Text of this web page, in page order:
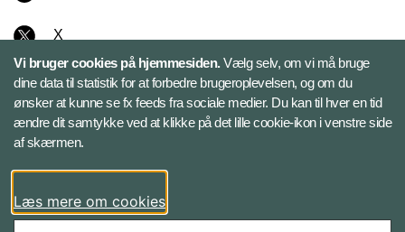
X
Instagram
Bluesky
LinkedIn
Vi bruger cookies på hjemmesiden.Vælg selv, om vi må bruge
dine data til statistik for at forbedre brugeroplevelsen, og om du
ønsker at kunne se fx feeds fra sociale medier. Du kan til hver en tid
ændre dit samtykke ved at klikke på det lille cookie-ikon i venstre side
af skærmen.
Læs mere om cookies